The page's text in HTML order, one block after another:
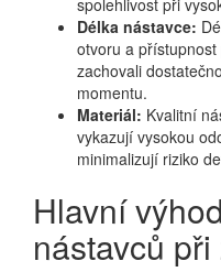
spolehlivost při
Délka nástavce:
otvoru a
zachovali
momentu.
Materiál: Kvalitní
vykazují vysokou
minimalizují riziko
Hlavní
nástavců